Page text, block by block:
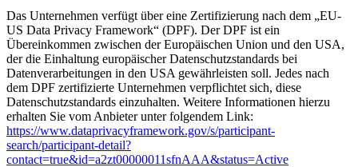
Das Unternehmen verfügt über eine Zertifizierung nach dem „EU-
US Data Privacy Framework“ (DPF). Der DPF ist ein
Übereinkommen zwischen der Europäischen Union und den USA,
der die Einhaltung europäischer Datenschutzstandards bei
Datenverarbeitungen in den USA gewährleisten soll. Jedes nach
dem DPF zertifizierte Unternehmen verpflichtet sich, diese
Datenschutzstandards einzuhalten. Weitere Informationen hierzu
erhalten Sie vom Anbieter unter folgendem Link:
https://www.dataprivacyframework.gov/s/participant-
search/participant-detail?
contact=true&id=a2zt00000011sfnAAA&status=Active